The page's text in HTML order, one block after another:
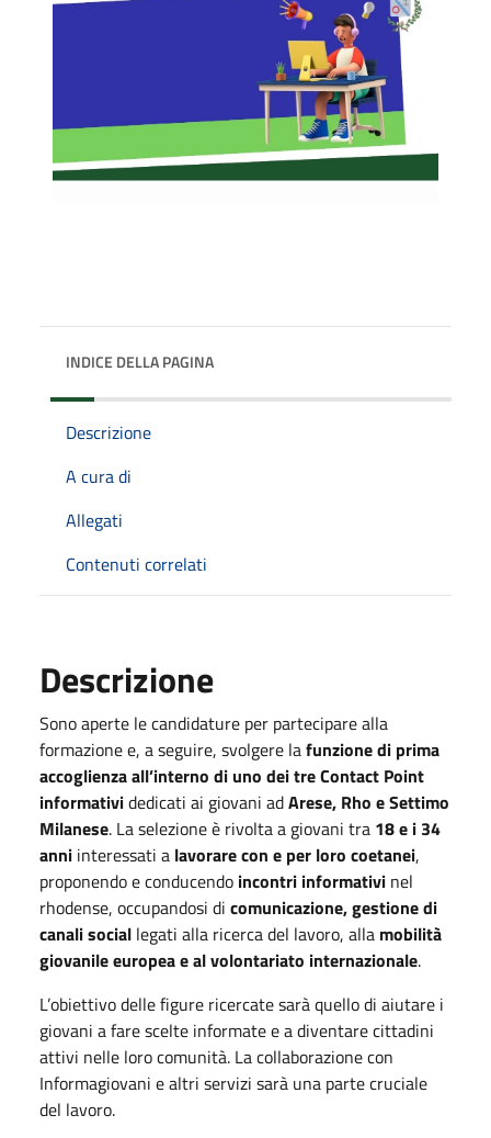
INDICE DELLA PAGINA
Descrizione
A cura di
Allegati
Contenuti correlati
Descrizione
Sono aperte le candidature per partecipare alla
formazione e, a seguire, svolgere lafunzione di prima
accoglienza all’interno di uno dei tre Contact Point
informatividedicati ai giovani adArese, Rho e Settimo
Milanese. La selezione è rivolta a giovani tra 18 e i 34
anni interessati a lavorare con e per loro coetanei,
proponendo e conducendo incontri informativi nel
rhodense, occupandosi di comunicazione, gestione di
canali social legati alla ricerca del lavoro, alla mobilità
giovanile europea e al volontariato internazionale.
L’obiettivo delle figure ricercate sarà quello di aiutare i
giovani a fare scelte informate e a diventare cittadini
attivi nelle loro comunità. La collaborazione con
Informagiovani e altri servizi sarà una parte cruciale
del lavoro.